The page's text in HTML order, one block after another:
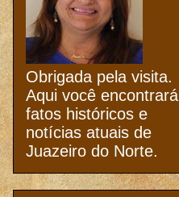
Obrigada pela visita.
Aqui você encontrará
fatos históricos e
notícias atuais de
Juazeiro do Norte.